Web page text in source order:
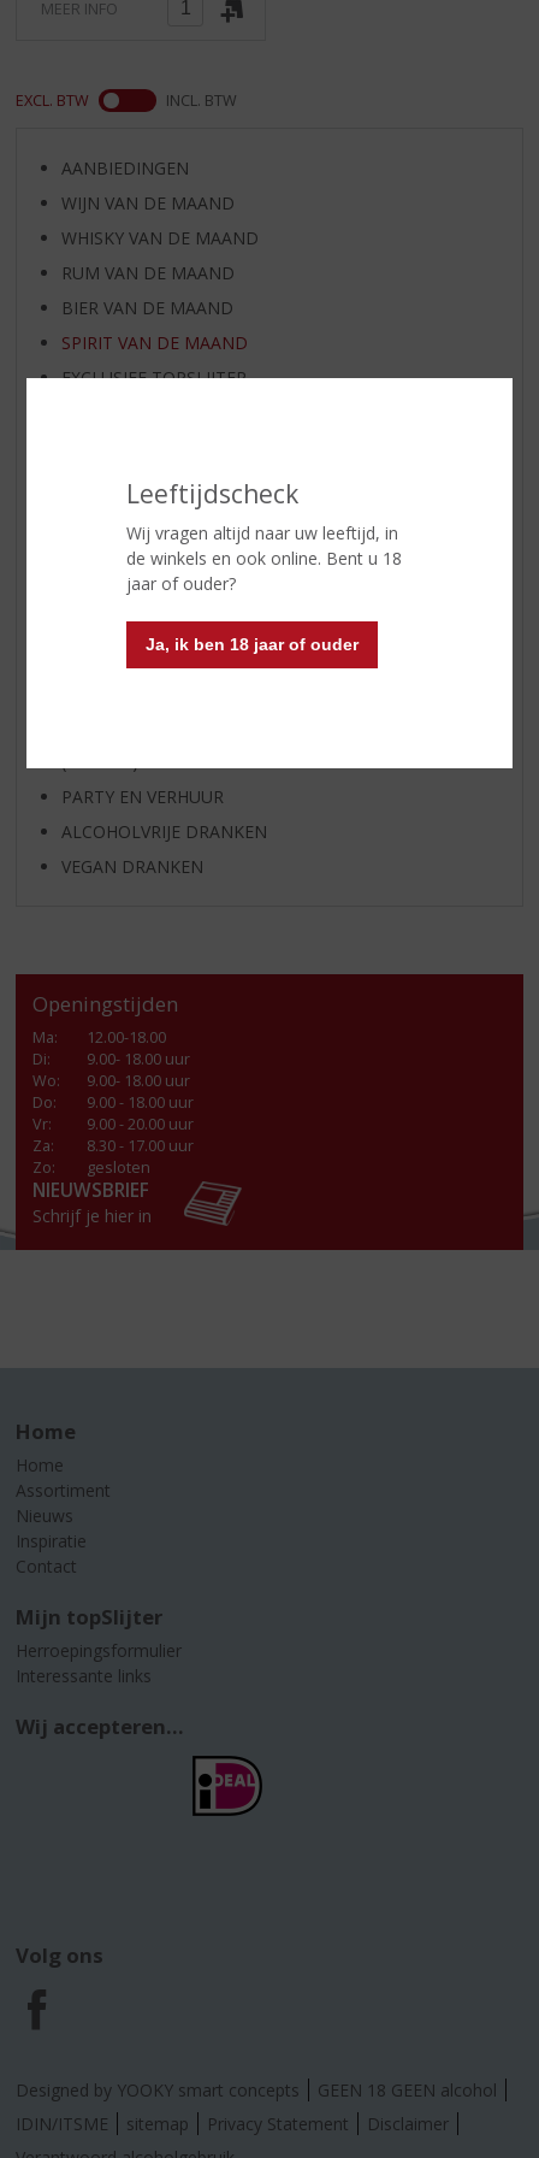
Leeftijdscheck
Wij vragen altijd naar uw leeftijd, in
de winkels en ook online. Bent u 18
jaar of ouder?
Ja, ik ben 18 jaar of ouder
MEER INFO
EXCL. BTW INCL. BTW
AANBIEDINGEN
WIJN VAN DE MAAND
WHISKY VAN DE MAAND
RUM VAN DE MAAND
BIER VAN DE MAAND
SPIRIT VAN DE MAAND
EXCLUSIEF TOPSLIJTER
GEDISTILLEERD OVERIG
SHOTJES
KANT EN KLAAR
FRISDRANK
PARTY EN VERHUUR
ALCOHOLVRIJE DRANKEN
VEGAN DRANKEN
Openingstijden
Ma:
12.00-18.00
Di:
9.00- 18.00 uur
Wo:
9.00- 18.00 uur
Do:
9.00 - 18.00 uur
Vr:
9.00 - 20.00 uur
Za:
8.30 - 17.00 uur
Zo:
gesloten
NIEUWSBRIEF
Schrijf je hier in
Home
Home
Assortiment
Nieuws
Inspiratie
Contact
Mijn topSlijter
Herroepingsformulier
Interessante links
Wij accepteren...
Volg ons
F
a
c
Designed by YOOKY smart concepts
GEEN 18 GEEN alcohol
IDIN/ITSME
sitemap Privacy Statement
Disclaimer